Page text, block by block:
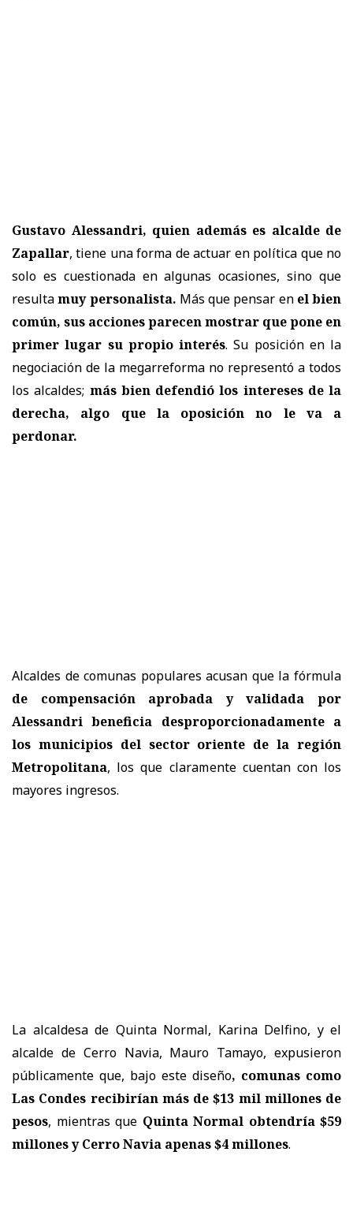
Gustavo Alessandri, quien además es alcalde de
Zapallar, tiene una forma de actuar en política que no
solo es cuestionada en algunas ocasiones, sino que
resultamuy personalista. Más que pensar en el bien
común, sus acciones parecen mostrar que pone en
primer lugar su propio interés. Su posición en la
negociación de la megarreforma no representó a todos
los alcaldes; más bien defendió los intereses de la
derecha, algo que la oposición no le va a
perdonar.
Alcaldes de comunas populares acusan que la fórmula
de compensación aprobada y validada por
Alessandri beneficia desproporcionadamente a
los municipios del sector oriente de la región
Metropolitana, los que claramente cuentan con los
mayores ingresos.
La alcaldesa de Quinta Normal, Karina Delfino, y el
alcalde de Cerro Navia, Mauro Tamayo, expusieron
públicamente que, bajo este diseño, comunas como
Las Condes recibirían más de $13 mil millones de
pesos, mientras que Quinta Normal obtendría $59
millones y Cerro Navia apenas $4 millones.